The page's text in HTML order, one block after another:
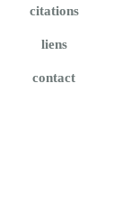
citations
liens
contact